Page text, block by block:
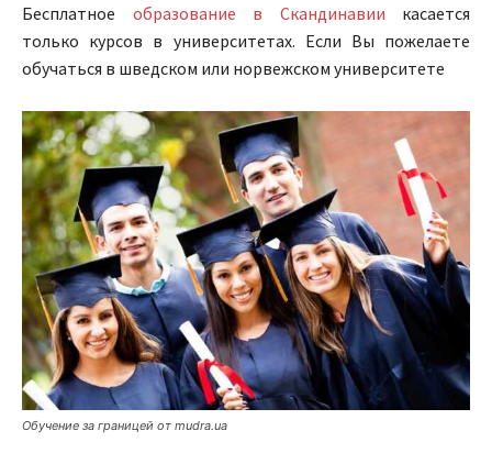
Бесплатное образование в Скандинавии касается
только курсов в университетах. Если Вы пожелаете
обучаться в шведском или норвежском университете
Обучение за границей от mudra.ua